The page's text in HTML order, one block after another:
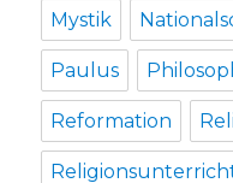
Mystik
Paulus
Reformation